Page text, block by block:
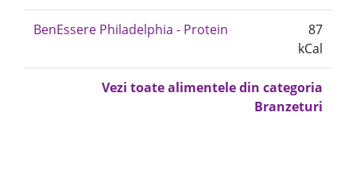
BenEssere Philadelphia - Protein
87
kCal
Vezi toate alimentele din categoria
Branzeturi